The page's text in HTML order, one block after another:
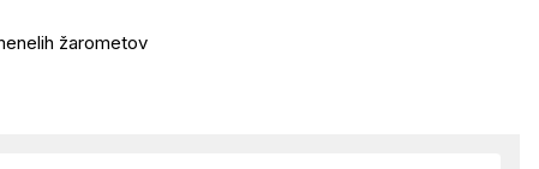
žarometov